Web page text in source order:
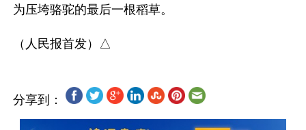
为压垮骆驼的最后一根稻草。
分享到：